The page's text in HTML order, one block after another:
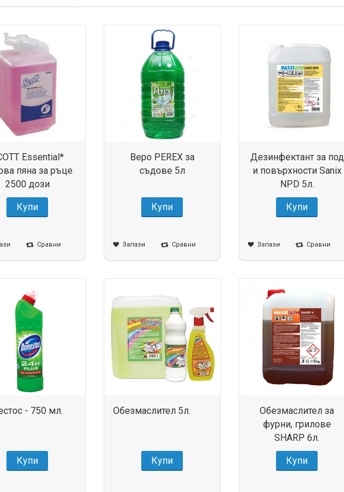
Essential*
пяна за ръце
2500 дози
Купи
Сравни
Веро PEREX за
съдове 5л
Купи
Запази Сравни
Дезинфектант за под
и повърхности Sanix
NPD 5л.
Купи
Запази Сравни
- 750 мл.
Купи
Обезмаслител 5л.
Купи
Обезмаслител за
фурни, грилове
SHARP 6л.
Купи